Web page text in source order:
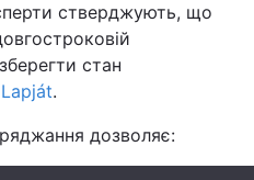
Інциденти
Туризм
Регіони
стверджують, що
стан
.
дозволяє: